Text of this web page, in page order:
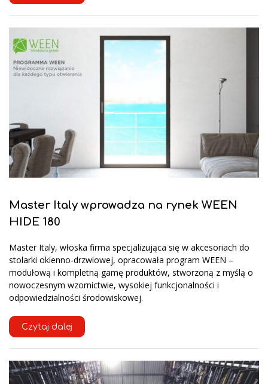
Master Italy wprowadza na rynek WEEN
HIDE 180
Master Italy, włoska firma specjalizująca się w akcesoriach do
stolarki okienno-drzwiowej, opracowała program WEEN –
modułową i kompletną gamę produktów, stworzoną z myślą o
nowoczesnym wzornictwie, wysokiej funkcjonalności i
odpowiedzialności środowiskowej.
Czytaj dalej